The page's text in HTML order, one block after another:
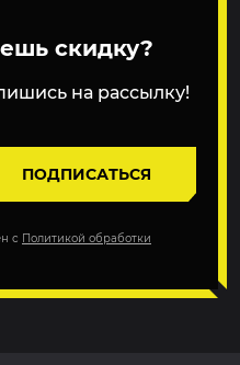
скидку?
на рассылку!
ПОДПИСАТЬСЯ
с Политикой обработки